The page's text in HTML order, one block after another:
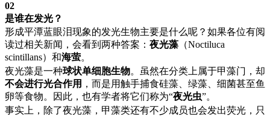
02
是谁在发光？
形成平潭蓝眼泪现象的发光生物主要是什么呢？如果各位有阅
读过相关新闻，会看到两种答案： 夜光藻 （Noctiluca
scintillans）和海萤。
夜光藻是一种球状单细胞生物。虽然在分类上属于甲藻门，却
不会进行光合作用 ，而是用触手捕食硅藻、绿藻、细菌甚至鱼
卵等食物。因此，也有学者将它们称为“夜光虫”。
事实上，除了夜光藻，甲藻类还有不少成员也会发出荧光，只